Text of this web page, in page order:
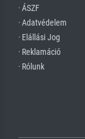
· ÁSZF
· Adatvédelem
· Elállási Jog
· Reklamáció
· Rólunk